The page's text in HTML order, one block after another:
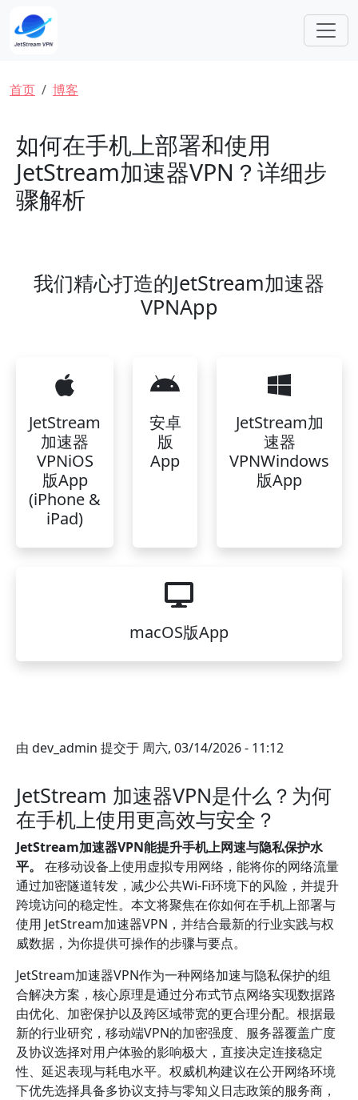
面包屑
首页 博客
如何在手机上部署和使用
JetStream加速器VPN？详细步
骤解析
我们精心打造的JetStream加速器
VPNApp
JetStream
加速器
VPNiOS
版App
(iPhone &
iPad)
安卓
版
App
JetStream加
速器
VPNWindows
版App
macOS版App
由 dev_admin 提交于 周六, 03/14/2026 - 11:12
JetStream 加速器VPN是什么？为何
在手机上使用更高效与安全？
JetStream加速器VPN能提升手机上网速与隐私保护水
平。
在移动设备上使用虚拟专用网络，能将你的网络流量
通过加密隧道转发，减少公共Wi-Fi环境下的风险，并提升
跨境访问的稳定性。本文将聚焦在你如何在手机上部署与
使用 JetStream加速器VPN，并结合最新的行业实践与权
威数据，为你提供可操作的步骤与要点。
JetStream加速器VPN作为一种网络加速与隐私保护的组
合解决方案，核心原理是通过分布式节点网络实现数据路
由优化、加密保护以及跨区域带宽的更合理分配。根据最
新的行业研究，移动端VPN的加密强度、服务器覆盖广度
及协议选择对用户体验的影响极大，直接决定连接稳定
性、延迟表现与耗电水平。权威机构建议在公开网络环境
下优先选择具备多协议支持与零知义日志政策的服务商，